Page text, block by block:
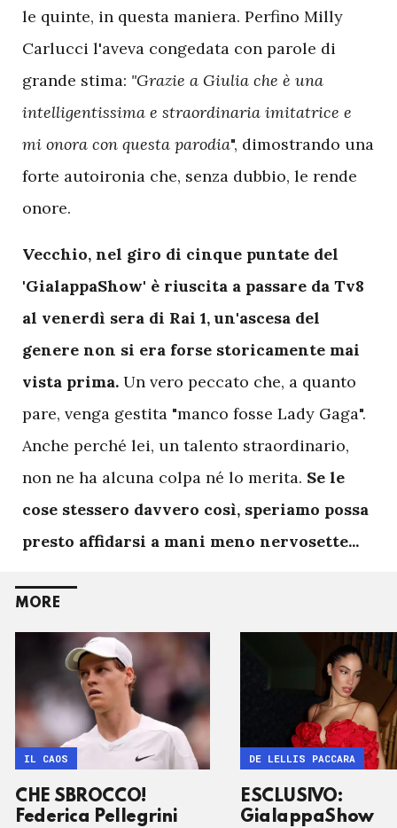
le quinte, in questa maniera. Perfino Milly
Carlucci l'aveva congedata con parole di
grande stima: "Grazie a Giulia che è una
intelligentissima e straordinaria imitatrice e
mi onora con questa parodia", dimostrando una
forte autoironia che, senza dubbio, le rende
onore.
Vecchio, nel giro di cinque puntate del
'GialappaShow' è riuscita a passare da Tv8
al venerdì sera di Rai 1, un'ascesa del
genere non si era forse storicamente mai
vista prima. Un vero peccato che, a quanto
pare, venga gestita "manco fosse Lady Gaga".
Anche perché lei, un talento straordinario,
non ne ha alcuna colpa né lo merita. Se le
cose stessero davvero così, speriamo possa
presto affidarsi a mani meno nervosette...
MORE
CHE SBROCCO!
Federica Pellegrini
IL CAOS
ESCLUSIVO:
GialappaShow
DE LELLIS PACCARA